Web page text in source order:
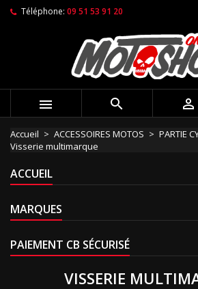
Téléphone: 09 51 53 91 20
  
Accueil ACCESSOIRES MOTOS PARTIE
Visserie multimarque
ACCUEIL
MARQUES
PAIEMENT CB SÉCURISÉ
VISSERIE